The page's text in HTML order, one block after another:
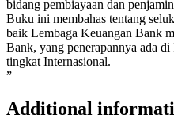
bidang pembiayaan dan
Buku ini membahas tentang
baik Lembaga Keuangan Bank
Bank, yang penerapannya ada
tingkat Internasional.
”
Additional